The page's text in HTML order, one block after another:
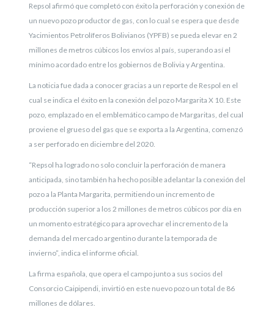
Repsol afirmó que completó con éxito la perforación y conexión de
un nuevo pozo productor de gas, con lo cual se espera que desde
Yacimientos Petrolíferos Bolivianos (YPFB) se pueda elevar en 2
millones de metros cúbicos los envíos al país, superando así el
mínimo acordado entre los gobiernos de Bolivia y Argentina.
La noticia fue dada a conocer gracias a un reporte de Respol en el
cual se indica el éxito en la conexión del pozo Margarita X 10. Este
pozo, emplazado en el emblemático campo de Margaritas, del cual
proviene el grueso del gas que se exporta a la Argentina, comenzó
a ser perforado en diciembre del 2020.
“Repsol ha logrado no solo concluir la perforación de manera
anticipada, sino también ha hecho posible adelantar la conexión del
pozo a la Planta Margarita, permitiendo un incremento de
producción superior a los 2 millones de metros cúbicos por día en
un momento estratégico para aprovechar el incremento de la
demanda del mercado argentino durante la temporada de
invierno”, indica el informe oficial.
La firma española, que opera el campo junto a sus socios del
Consorcio Caipipendi, invirtió en este nuevo pozo un total de 86
millones de dólares.